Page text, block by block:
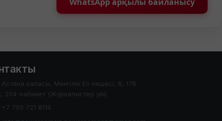
WhatsApp арқылы байланысу
Астана каласы, Менгілік Ел кешесі, 8, 17В
204-кабинет (Журналистер уйі)
+7 705 721 8114